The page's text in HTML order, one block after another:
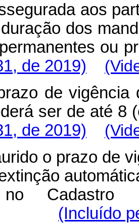
aos
dos
de 2019)
de vigência
ser
de 2019)
o prazo de
no Cadastro
(Incluído